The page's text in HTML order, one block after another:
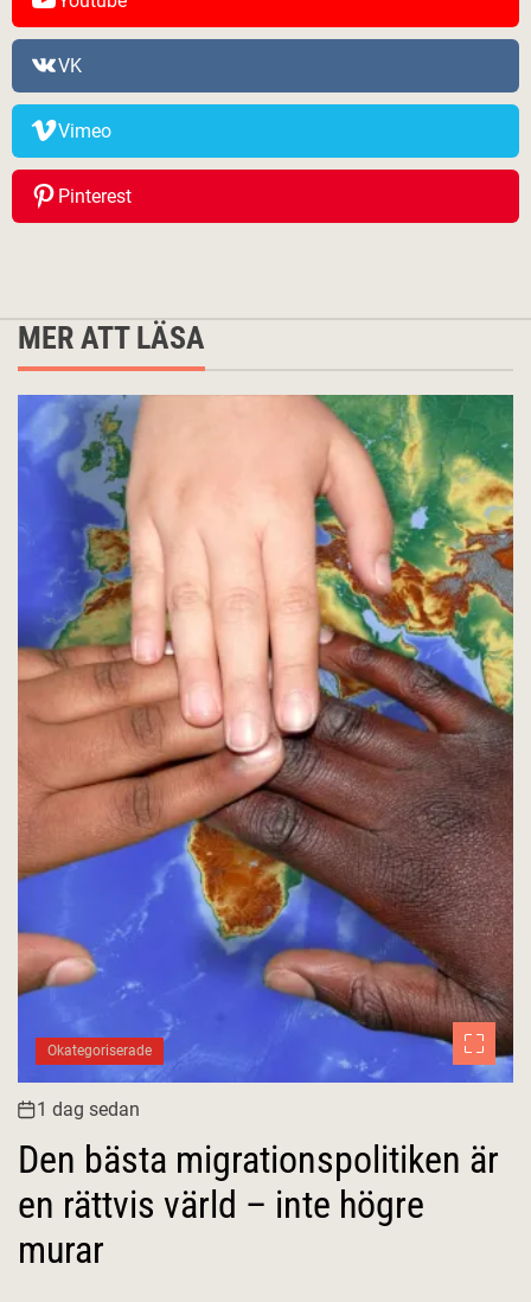
VK
Vimeo
Pinterest
MER ATT LÄSA
Okategoriserade
1 dag sedan
Den bästa migrationspolitiken är
en rättvis värld – inte högre
murar